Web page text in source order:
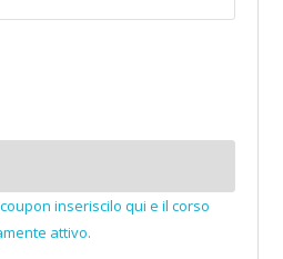
inseriscilo qui e il corso
attivo.